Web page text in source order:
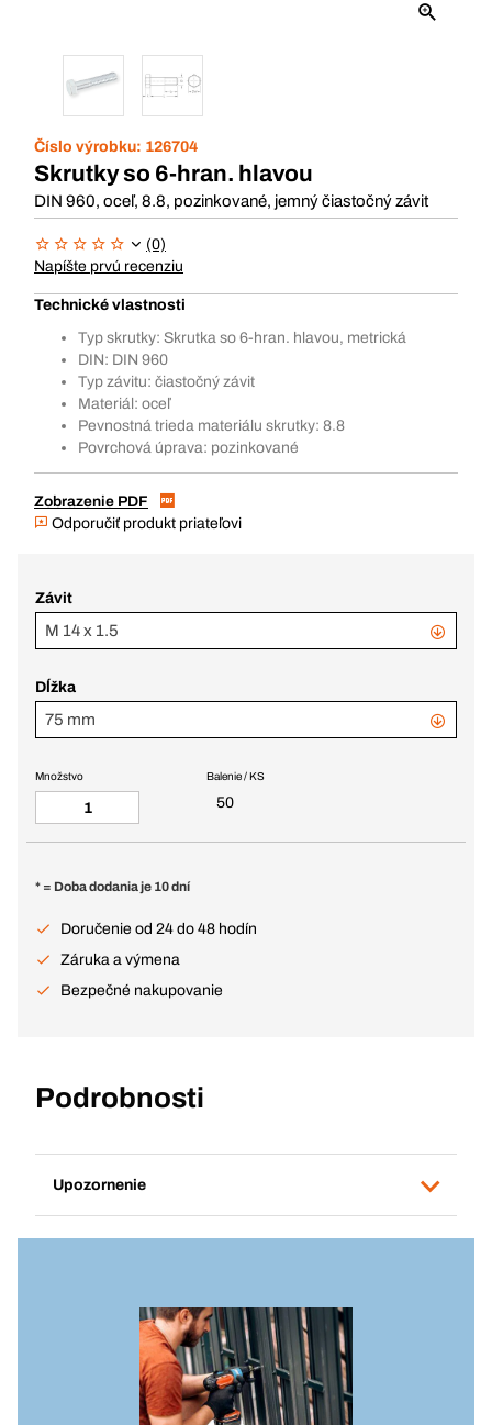
Číslo výrobku: 126704
Skrutky so 6-hran. hlavou
DIN 960, oceľ, 8.8, pozinkované, jemný čiastočný závit
(0)
Napíšte prvú recenziu
Technické vlastnosti
Typ skrutky: Skrutka so 6-hran. hlavou, metrická
DIN: DIN 960
Typ závitu: čiastočný závit
Materiál: oceľ
Pevnostná trieda materiálu skrutky: 8.8
Povrchová úprava: pozinkované
Zobrazenie PDF
Odporučiť produkt priateľovi
Závit
M 14 x 1.5
Dĺžka
75 mm
Balenie / KS
50
Množstvo
* = Doba dodania je 10 dní
Doručenie od 24 do 48 hodín
Záruka a výmena
Bezpečné nakupovanie
Podrobnosti
Upozornenie